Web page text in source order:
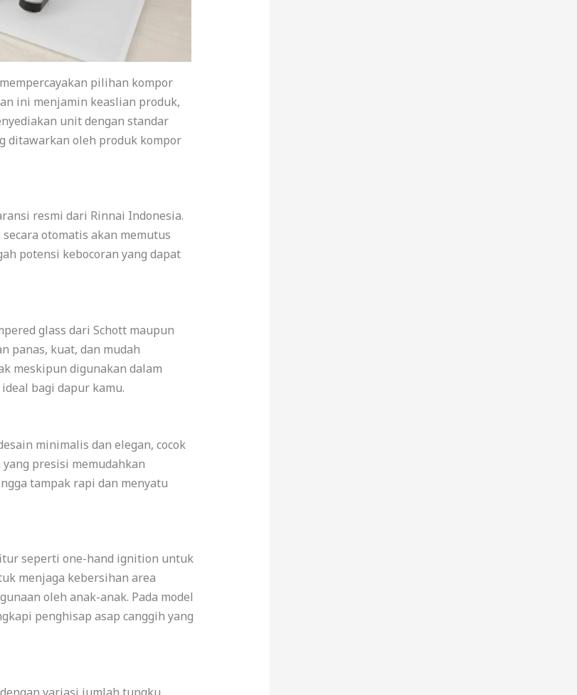
pilihan kompor
ini menjamin keaslian produk,
unit dengan standar
ditawarkan oleh produk kompor
resmi dari Rinnai Indonesia.
otomatis akan memutus
potensi kebocoran yang dapat
glass dari Schott maupun
panas, kuat, dan mudah
meskipun digunakan dalam
bagi dapur kamu.
minimalis dan elegan, cocok
presisi memudahkan
tampak rapi dan menyatu
seperti one-hand ignition untuk
menjaga kebersihan area
oleh anak-anak. Pada model
penghisap asap canggih yang